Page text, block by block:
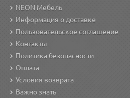
NEON Мебель
Информация о доставке
Пользовательское соглашение
Контакты
Политика безопасности
Оплата
Условия возврата
Важно знать